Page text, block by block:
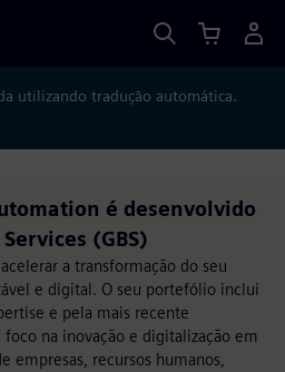
utilizando tradução automática.
é desenvolvido
(GBS)
a transformação do seu
e digital. O seu portefólio inclui
e pela mais recente
na inovação e digitalização em
empresas, recursos humanos,